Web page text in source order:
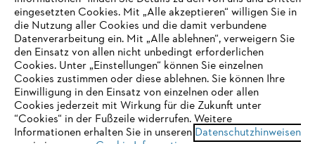
Datenschutz Impressum Cookies
Rechtliche Informationen
STIHL VERTRIEBS AG, 8617 Mönchaltorf
IHR BROWSER WIRD NICHT
UNTERSTÜTZT
Sie nutzen einen Browser, den wir noch nicht unterstützen. Für
eine optimale Nutzung unserer Seite empfehlen wir Ihnen, zu
einem der folgenden Browser zu wechseln:
eingesetzten Cookies. Mit „Alle akzeptieren“ willigen Sie in
die Nutzung aller Cookies und die damit verbundene
Datenverarbeitung ein. Mit „Alle ablehnen“, verweigern Sie
den Einsatz von allen nicht unbedingt erforderlichen
Cookies. Unter „Einstellungen“ können Sie einzelnen
Cookies zustimmen oder diese ablehnen. Sie können Ihre
Einwilligung in den Einsatz von einzelnen oder allen
Cookies jederzeit mit Wirkung für die Zukunft unter
“Cookies“ in der Fußzeile widerrufen. Weitere
Informationen erhalten Sie in unseren Datenschutzhinweisen